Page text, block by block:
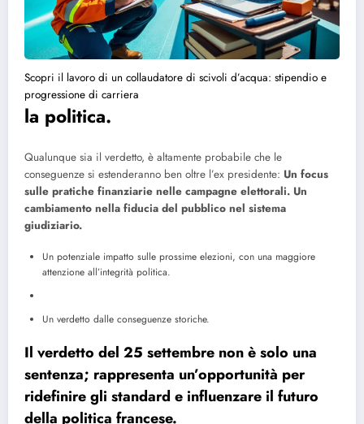
Scopri il lavoro di un collaudatore di scivoli d’acqua: stipendio e
progressione di carriera
la politica.
Qualunque sia il verdetto, è altamente probabile che le
conseguenze si estenderanno ben oltre l’ex presidente: Un focus
sulle pratiche finanziarie nelle campagne elettorali. Un
cambiamento nella fiducia del pubblico nel sistema
giudiziario.
Un potenziale impatto sulle prossime elezioni, con una maggiore
attenzione all’integrità politica.
Un verdetto dalle conseguenze storiche.
Il verdetto del 25 settembre non è solo una
sentenza; rappresenta un’opportunità per
ridefinire gli standard e influenzare il futuro
della politica francese.